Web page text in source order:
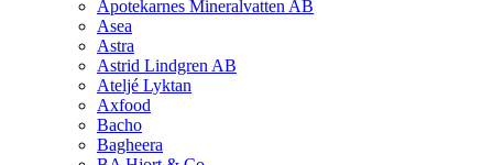
Apotekarnes Mineralvatten AB
Asea
Astra
Astrid Lindgren AB
Ateljé Lyktan
Axfood
Bacho
Bagheera